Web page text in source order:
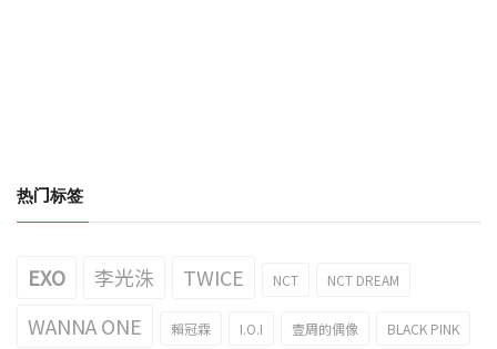
热门标签
EXO 李光洙 TWICE NCT NCT DREAM
WANNA ONE 賴冠霖 I.O.I 壹周的偶像 BLACK PINK